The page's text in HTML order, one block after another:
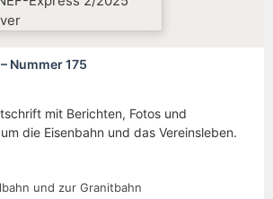
Nummer 175
mit Berichten, Fotos und
die Eisenbahn und das Vereinsleben.
und zur Granitbahn